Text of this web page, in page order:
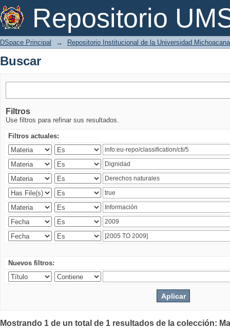
Repositorio
Buscar
DSpace Principal → Repositorio Institucional de la Universidad
Buscar
Filtros
Use filtros para refinar sus resultados.
Filtros actuales:
Nuevos filtros:
Mostrando 1 de un total de 1 resultados de la colección: